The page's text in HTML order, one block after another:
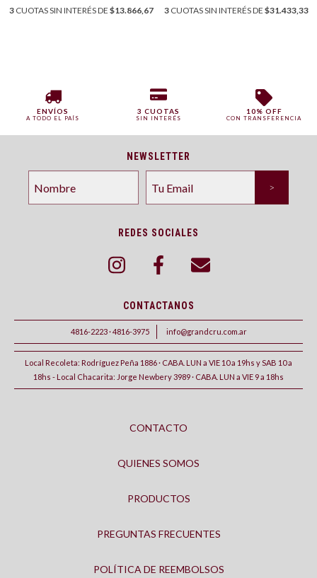
3CUOTAS SIN INTERÉS DE $13.866,67 3CUOTAS SIN INTERÉS DE $31.433,33
ENVÍOS
A TODO EL PAÍS
3 CUOTAS
SIN INTERÉS
10% OFF
CON TRANSFERENCIA
NEWSLETTER
REDES SOCIALES
CONTACTANOS
4816-2223 · 4816-3975 info@grandcru.com.ar
Local Recoleta: Rodríguez Peña 1886 · CABA. LUN a VIE 10 a 19hs y SAB 10 a
18hs - Local Chacarita: Jorge Newbery 3989 · CABA. LUN a VIE 9 a 18hs
CONTACTO
QUIENES SOMOS
PRODUCTOS
PREGUNTAS FRECUENTES
POLÍTICA DE REEMBOLSOS